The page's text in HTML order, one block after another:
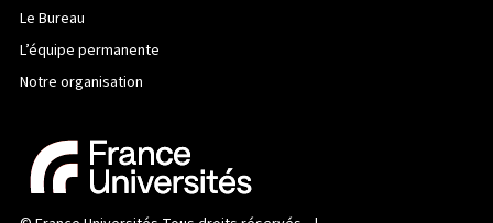
Le Bureau
L’équipe permanente
Notre organisation